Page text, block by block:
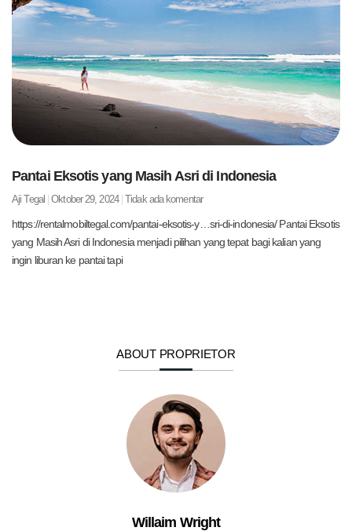
Pantai Eksotis yang Masih Asri di Indonesia
Aji Tegal Oktober 29, 2024 Tidak ada komentar
https://rentalmobiltegal.com/pantai-eksotis-y…sri-di-indonesia/ Pantai Eksotis
yang Masih Asri di Indonesia menjadi pilihan yang tepat bagi kalian yang
ingin liburan ke pantai tapi
ABOUT PROPRIETOR
Willaim Wright